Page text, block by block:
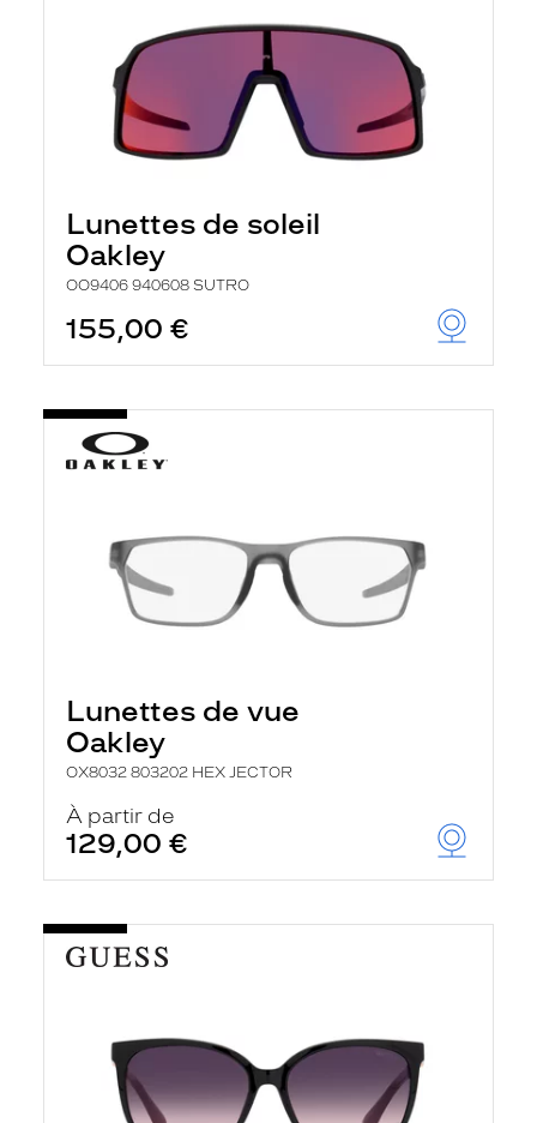
Lunettes de soleil
Oakley
OO9406 940608 SUTRO
155,00 €
Lunettes de vue
Oakley
OX8032 803202 HEX JECTOR
À partir de
129,00 €